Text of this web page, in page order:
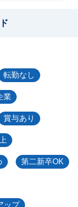
転勤なし
業
賞与あり
第二新卒OK
ップ